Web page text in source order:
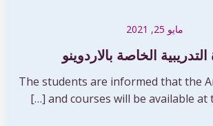
مايو 25, 2021
الخاصة بالاردوينو
The students are informed that the
and courses will be available at